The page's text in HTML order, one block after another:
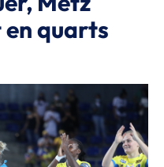
quarts